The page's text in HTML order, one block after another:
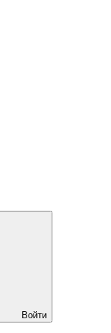
Войти